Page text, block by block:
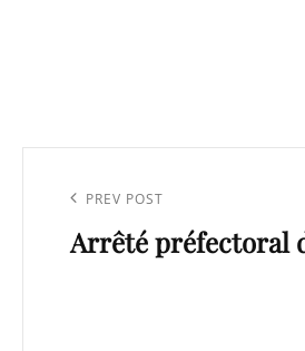
l’article
Previous
Post
PREV POST
Arrêté préfectoral